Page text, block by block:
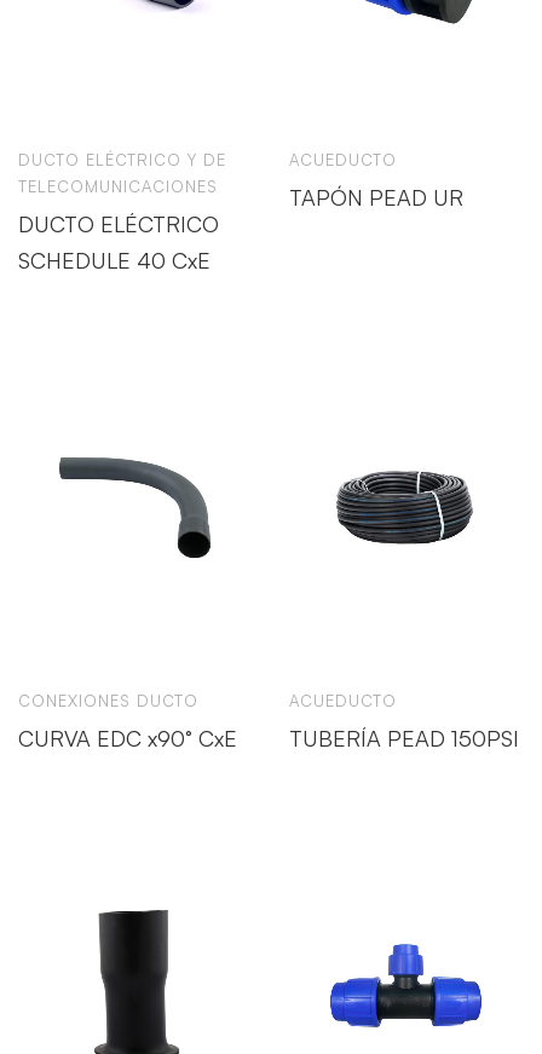
DUCTO ELÉCTRICO Y DE
TELECOMUNICACIONES
DUCTO ELÉCTRICO
SCHEDULE 40 CxE
ACUEDUCTO
TAPÓN PEAD UR
CONEXIONES DUCTO
CURVA EDC x90° CxE
ACUEDUCTO
TUBERÍA PEAD 150PSI